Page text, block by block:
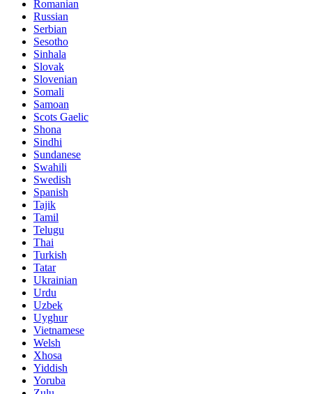
Romanian
Russian
Serbian
Sesotho
Sinhala
Slovak
Slovenian
Somali
Samoan
Scots Gaelic
Shona
Sindhi
Sundanese
Swahili
Swedish
Spanish
Tajik
Tamil
Telugu
Thai
Turkish
Tatar
Ukrainian
Urdu
Uzbek
Uyghur
Vietnamese
Welsh
Xhosa
Yiddish
Yoruba